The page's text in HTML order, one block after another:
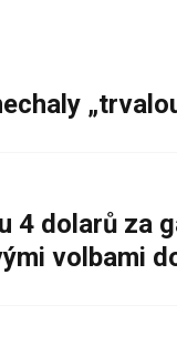
4 dolarů
volbami